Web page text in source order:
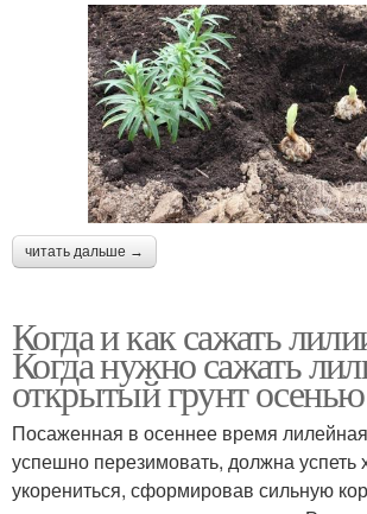
читать дальше →
Когда и как сажать
Когда нужно сажать
открытый грунт осенью
Посаженная в осеннее время
успешно перезимовать, должна успеть
укорениться, сформировав сильную